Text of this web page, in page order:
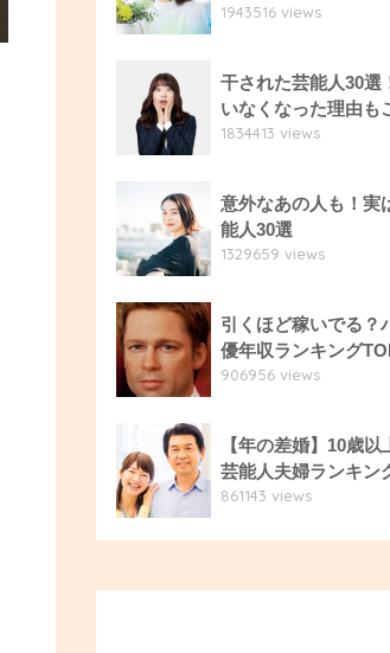
1943516 views
干された芸能人30選
いなくなった理由も
1834413 views
意外なあの人も！実
能人30選
1329659 views
引くほど稼いでる？
優年収ランキング
906956 views
【年の差婚】10歳
芸能人夫婦ランキン
861143 views